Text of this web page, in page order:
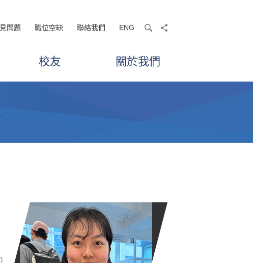
問題 職位空缺 聯絡我們 ENG searchshare
校友 關於我們